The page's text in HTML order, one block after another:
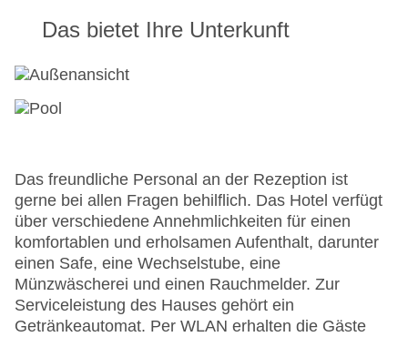
Das bietet Ihre Unterkunft
Das freundliche Personal an der Rezeption ist
gerne bei allen Fragen behilflich. Das Hotel verfügt
über verschiedene Annehmlichkeiten für einen
komfortablen und erholsamen Aufenthalt, darunter
einen Safe, eine Wechselstube, eine
Münzwäscherei und einen Rauchmelder. Zur
Serviceleistung des Hauses gehört ein
Getränkeautomat. Per WLAN erhalten die Gäste